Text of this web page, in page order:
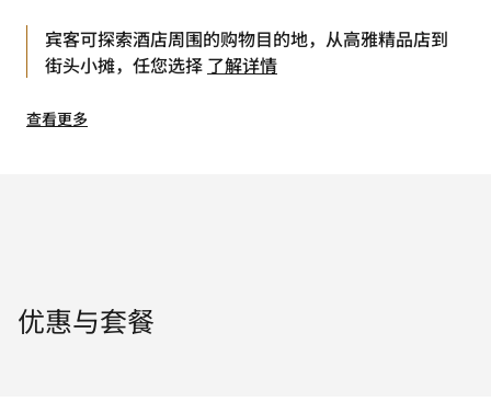
宾客可探索酒店周围的购物目的地，从高雅精品店到
街头小摊，任您选择 了解详情
查看更多
优惠与套餐